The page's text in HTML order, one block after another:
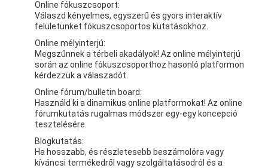
Online fókuszcsoport:
Válaszd kényelmes, egyszerű és gyors interaktív
felületünket fókuszcsoportos kutatásokhoz.
Online mélyinterjú:
Megszűnnek a térbeli akadályok! Az online mélyinterjú
során az online fókuszcsoporthoz hasonló platformon
kérdezzük a válaszadót.
Online fórum/bulletin board:
Használd ki a dinamikus online platformokat! Az online
fórumkutatás rugalmas módszer egy-egy koncepció
tesztelésére.
Blogkutatás:
Ha hosszabb, és részletesebb beszámolóra vagy
kíváncsi termékedről vagy szolgáltatásodról és a